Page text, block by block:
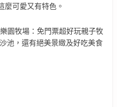
麼可愛又有特色。